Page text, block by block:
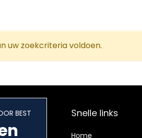
uw zoekcriteria voldoen.
BEST Snelle links
Home